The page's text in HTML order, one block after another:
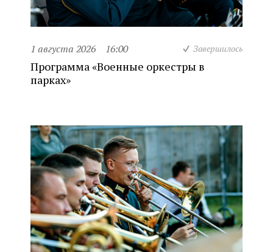
1 августа 2026 16:00 Завершилось
Программа «Военные оркестры в
парках»